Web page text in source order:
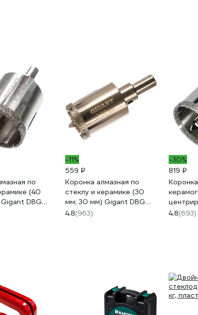
по
(40
DBG
-11%
559 ₽
Коронка алмазная по
стеклу и керамике (30
мм; 30 мм) Gigant DBG
11069
4.8(963)
-30%
819 ₽
40 мм
4.8(693)